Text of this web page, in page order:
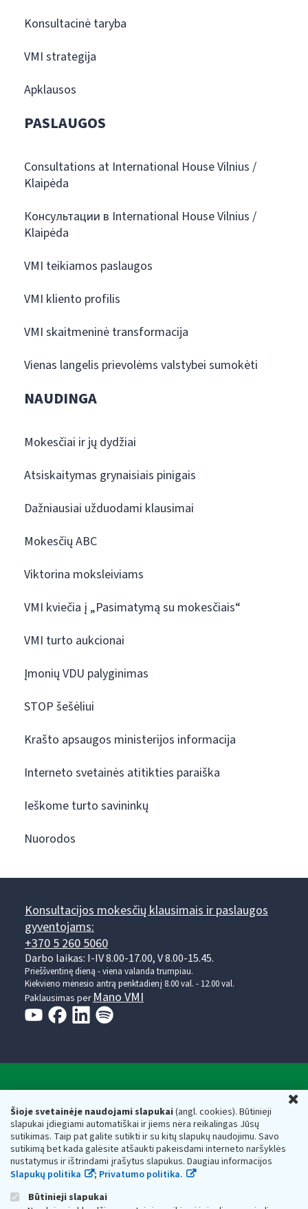
Šioje svetainėje naudojami slapukai(angl. cookies). Būtinieji
slapukai įdiegiami automatiškai ir jiems nėra reikalingas Jūsų
sutikimas. Taip pat galite sutikti ir su kitų slapukų naudojimu. Savo
sutikimą bet kada galėsite atšaukti pakeisdami interneto naršyklės
nustatymus ir ištrindami įrašytus slapukus. Daugiau informacijos
Slapukų politika
; Privatumo politika.
Būtinieji slapukai
Konsultacinė taryba
VMI strategija
Apklausos
PASLAUGOS
Consultations at International House Vilnius /
Klaipėda
Консультации в International House Vilnius /
Klaipėda
VMI teikiamos paslaugos
VMI kliento profilis
VMI skaitmeninė transformacija
Vienas langelis prievolėms valstybei sumokėti
NAUDINGA
Mokesčiai ir jų dydžiai
Atsiskaitymas grynaisiais pinigais
Dažniausiai užduodami klausimai
Mokesčių ABC
Viktorina moksleiviams
VMI kviečia į „Pasimatymą su mokesčiais“
VMI turto aukcionai
Įmonių VDU palyginimas
STOP šešėliui
Krašto apsaugos ministerijos informacija
Interneto svetainės atitikties paraiška
Ieškome turto savininkų
Nuorodos
Konsultacijos mokesčių klausimais ir paslaugos
gyventojams:
+370 5 260 5060
Darbo laikas: I-IV 8.00-17.00, V 8.00-15.45.
Prieššventinę dieną - viena valanda trumpiau.
Kiekvieno mėnesio antrą penktadienį 8.00 val. - 12.00 val.
Paklausimas per Mano VMI
Respublikos finansų ministerijos
Biudžetinė įstaiga. Juridinio asmens kodas — 188659752,
adresas: Vasario 16-osios g. 14, 01107 Vilnius, Lietuva, el.paštas:
vmi@vmi.lt, E. pristatymo dėžutės adresas 188659752
Duomenys apie Valstybinę mokesčių inspekciją prie Lietuvos
Respublikos finansų ministerijos kaupiami ir saugomi Juridinių